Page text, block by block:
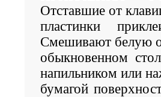
Отставшие от
пластинки
Смешивают белую
обыкновенном
напильником или
бумагой